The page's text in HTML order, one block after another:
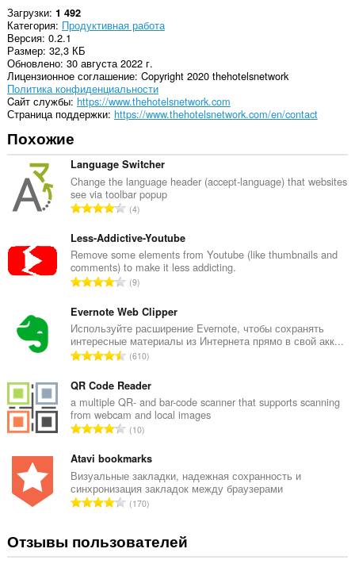
У
этого
расширения
есть
доступ
к
вашим
вкладкам
и
действиям
в
интернете.
Загрузки 1 492
Категория Продуктивная работа
Версия 0.2.1
Размер 32,3 КБ
Обновлено 30 августа 2022 г.
Лицензионное соглашение Copyright 2020 thehotelsnetwork
Политика конфиденциальности
Cайт службы https://www.thehotelsnetwork.com
Страница поддержки https://www.thehotelsnetwork.com/en/contact
Похожие
Language Switcher
Change the language header (accept-language) that websites
see via toolbar popup
В
е
г
о
о
е
н
о
к
:
4
Less-Addictive-Youtube
Remove some elements from Youtube (like thumbnails and
comments) to make it less addicting.
В
е
г
о
о
е
н
о
к
:
9
Evernote Web Clipper
Используйте расширение Evernote, чтобы сохранять
интересные материалы из Интернета прямо в свой акк...
В
е
г
о
о
е
н
о
к
610
QR Code Reader
a multiple QR- and bar-code scanner that supports scanning
from webcam and local images
В
е
г
о
о
е
н
10
Atavi bookmarks
Визуальные закладки, надежная сохранность и
синхронизация закладок между браузерами
В
г
170
Отзывы пользователей